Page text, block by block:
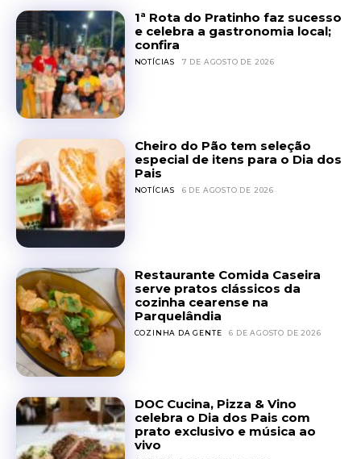
1ª Rota do Pratinho faz sucesso
e celebra a gastronomia local;
confira
NOTÍCIAS 7 DE AGOSTO DE 2026
Cheiro do Pão tem seleção
especial de itens para o Dia dos
Pais
NOTÍCIAS 6 DE AGOSTO DE 2026
Restaurante Comida Caseira
serve pratos clássicos da
cozinha cearense na
Parquelândia
COZINHA DA GENTE 6 DE AGOSTO DE 2026
DOC Cucina, Pizza & Vino
celebra o Dia dos Pais com
prato exclusivo e música ao
vivo